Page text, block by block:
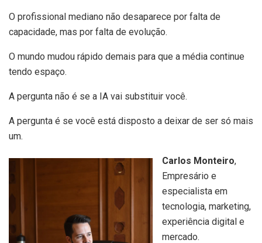
O profissional mediano não desaparece por falta de
capacidade, mas por falta de evolução.
O mundo mudou rápido demais para que a média continue
tendo espaço.
A pergunta não é se a IA vai substituir você.
A pergunta é se você está disposto a deixar de ser só mais
um.
Carlos Monteiro,
Empresário e
especialista em
tecnologia, marketing,
experiência digital e
mercado.